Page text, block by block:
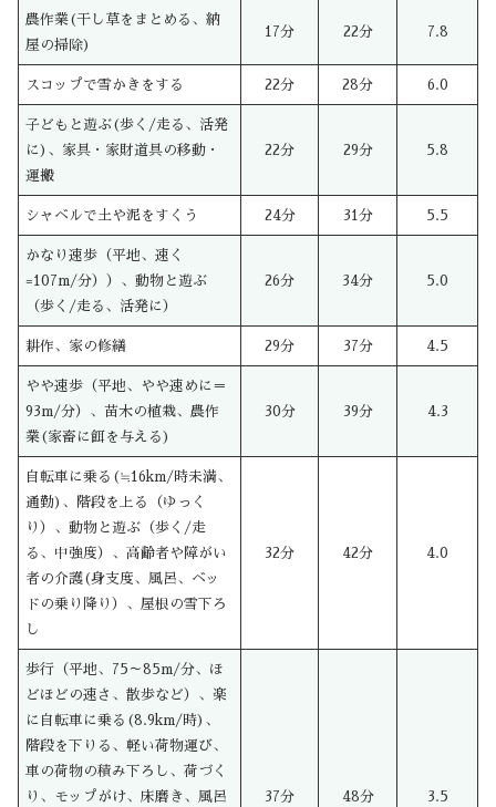
農作業(干し草をまとめる、納
屋の掃除)
17分 22分 7.8
スコップで雪かきをする 22分 28分 6.0
子どもと遊ぶ(歩く/走る、活発
に)、家具・家財道具の移動・
運搬
22分 29分 5.8
シャベルで土や泥をすくう 24分 31分 5.5
かなり速歩（平地、速く
=107m/分））、動物と遊ぶ
（歩く/走る、活発に）
26分 34分 5.0
耕作、家の修繕 29分 37分 4.5
やや速歩（平地、やや速めに＝
93m/分）、苗木の植栽、農作
業(家畜に餌を与える)
30分 39分 4.3
自転車に乗る(≒16km/時未満、
通勤)、階段を上る（ゆっく
り）、動物と遊ぶ（歩く/走
る、中強度）、高齢者や障がい
者の介護(身支度、風呂、ベッ
ドの乗り降り）、屋根の雪下ろ
し
32分 42分 4.0
歩行（平地、75～85m/分、ほ
どほどの速さ、散歩など）、楽
に自転車に乗る(8.9km/時)、
階段を下りる、軽い荷物運び、
車の荷物の積み下ろし、荷づく
り、モップがけ、床磨き、風呂
37分 48分 3.5